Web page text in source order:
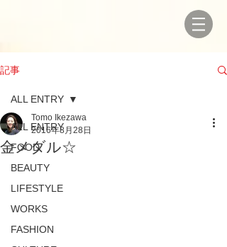
記事
ALL ENTRY
FOOD
BEAUTY
LIFESTYLE
WORKS
FASHION
ALL ENTRY
金メダル☆
Tomo Ikezawa
2016年8月28日